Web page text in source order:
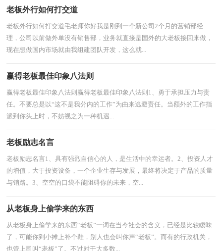
老板外行如何打交道
老板外行如何打交道毛老师你好我是刚到一个新公司2个月的营销部经
理，公司以前做外单没有销售部，业务就直接是国外的大老板接回来做，
现在想做国内市场就由我组建团队开发，这么就...
赢得老板最佳印象八法则
赢得老板最佳印象八法则赢得老板最佳印象八法则1、勇于承担压力与责
任。不要总是以“这不是我分内的工作”为由来逃避责任。当额外的工作指
派到你头上时，不妨视之为一种机遇...
老板励志名言
老板励志名言1、具有强烈自信心的人，是生活中的幸运者。2、投资人才
的增值，大于投资设备，一个企业生存与发展，最终将决定于产品的质量
与销路。3、空空的口袋不能阻碍你的未来，空...
从老板身上偷学来的东西
从老板身上偷学来的东西“老板”一词在当今社会的含义，已经是比较瞹味
了，可能你到小摊上补个鞋，别人也会叫你声“老板”。而有的行政机关，
也管上司叫“老板”了。不过对于大多数...